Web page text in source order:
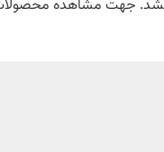
جهت مشاهده